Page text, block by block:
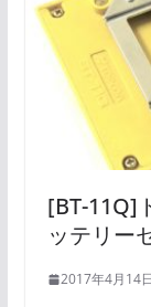
[BT-11Q]
ッテリー
2017年4月14日